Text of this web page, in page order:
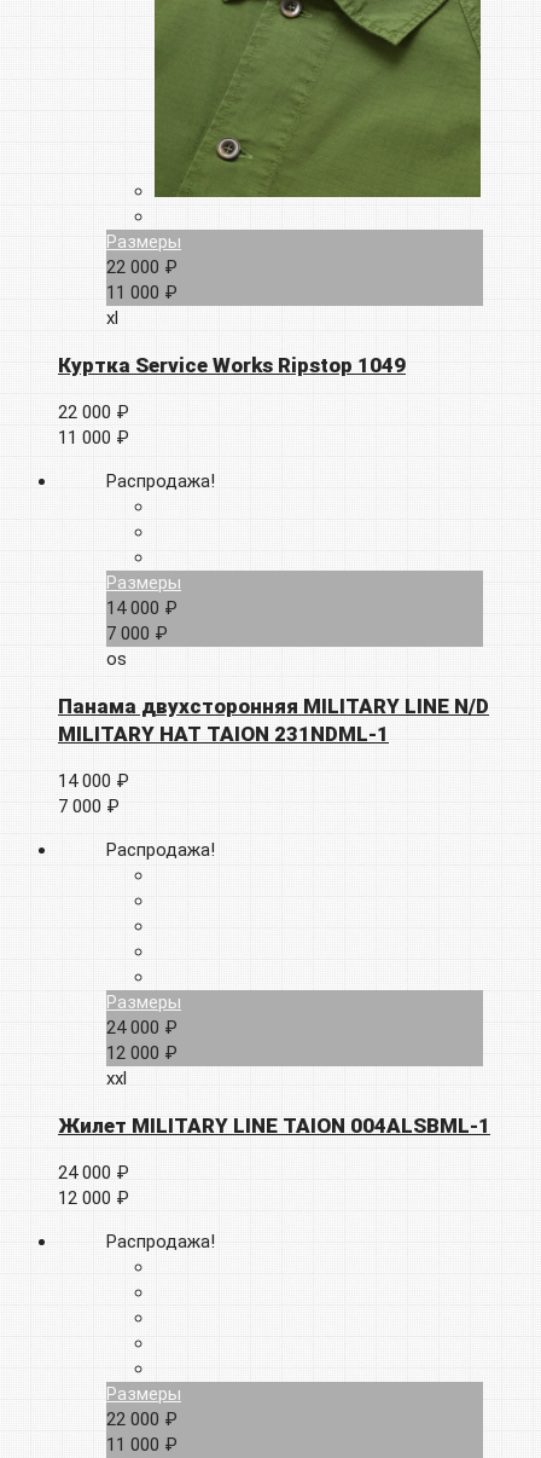
Размеры
22 000 ₽
11 000 ₽
xl
Куртка Service Works Ripstop 1049
22 000 ₽
11 000 ₽
Распродажа!
Размеры
14 000 ₽
7 000 ₽
os
Панама двухсторонняя MILITARY LINE N/D
MILITARY HAT TAION 231NDML-1
14 000 ₽
7 000 ₽
Распродажа!
Размеры
24 000 ₽
12 000 ₽
xxl
Жилет MILITARY LINE TAION 004ALSBML-1
24 000 ₽
12 000 ₽
Распродажа!
Размеры
22 000 ₽
11 000 ₽